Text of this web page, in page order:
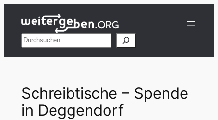
Inhalt
springenSuchen
Schreibtische – Spende
in Deggendorf